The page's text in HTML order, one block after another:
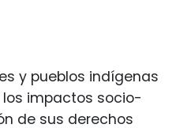
y pueblos indígenas
impactos socio-
de sus derechos